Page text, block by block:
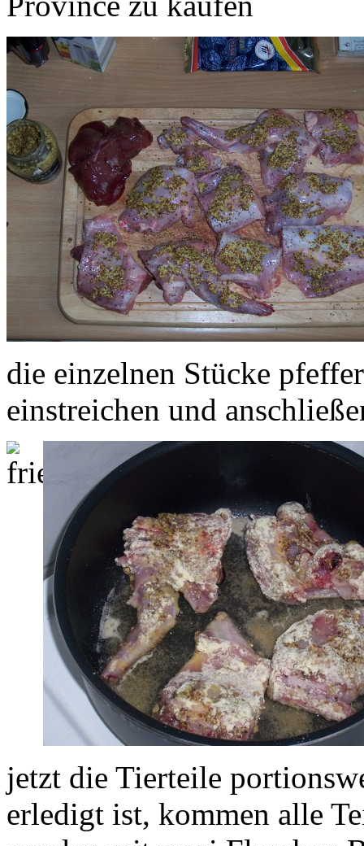
die einzelnen Stücke
einstreichen und
jetzt die Tierteile
erledigt ist, kommen alle